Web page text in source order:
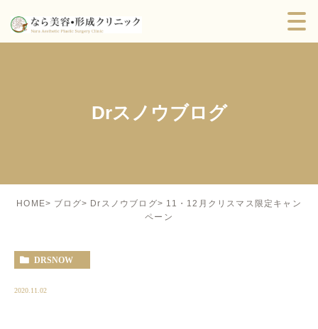
Drスノウブログ
HOME ブログ Drスノウブログ
11・12月クリスマス限定キャン
ペーン
DRSNOW
2020.11.02